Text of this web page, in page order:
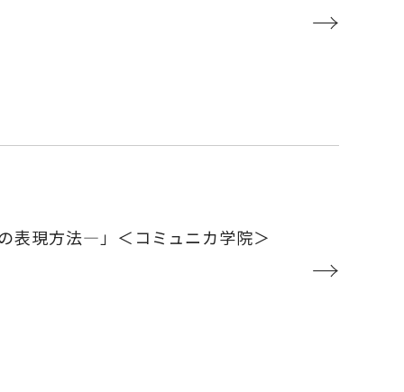
→
表現方法―」＜コミュニカ学院＞
→